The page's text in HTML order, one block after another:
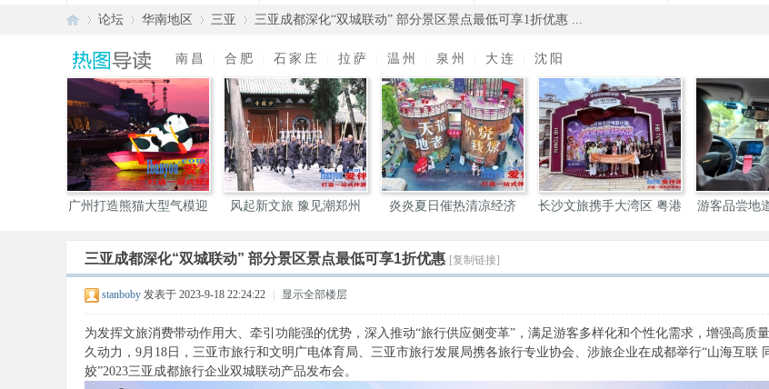
爱
伴
论坛
›
华南地区 三亚
›
三亚成都深化“双城联动” 部分景区景点最低可享1折优惠 ...
南昌 合肥 石家庄 拉萨 温州 泉州 大连 沈阳
超200场特色活动点亮山
2025上海文旅发布会在渝
三亚携手泡泡玛特开展主
国际航线批量“上新” 三
海南三亚西岛景区发
三亚成都深化“双城联动” 部分景区景点最低可享1折优惠 [复制链接]
stanboby 发表于 2023-9-18 22:24:22 显示全部楼层
为发挥文旅消费带动作用大、牵引功能强的优势，深入推动“旅行供应侧变革”，满足游客多样化和个性化需求，增强高质
久动力，9月18日，三亚市旅行和文明广电体育局、三亚市旅行发展局携各旅行专业协会、涉旅企业在成都举行“山海互联
姣”2023三亚成都旅行企业双城联动产品发布会。